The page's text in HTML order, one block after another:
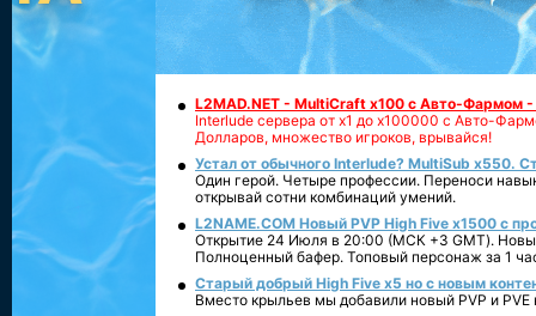
L2MAD.NET - MultiCraft x100 с Авто-Фармом
Interlude сервера от х1 до х100000 с Авто-
Долларов, множество игроков, врывайся!
Устал от обычного Interlude? MultiSub x550.
Один герой. Четыре профессии. Переноси
открывай сотни комбинаций умений.
L2NAME.COM Новый PVP High Five x1500 с
Открытие 24 Июля в 20:00 (МСК +3 GMT).
Полноценный бафер. Топовый персонаж за 1
Старый добрый High Five x5 но с новым
Вместо крыльев мы добавили новый PVP и PVE